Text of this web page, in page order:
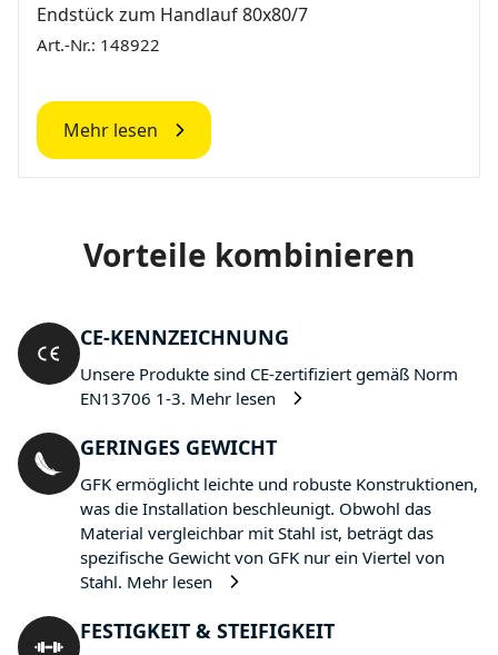
Endstück zum Handlauf 80x80/7
Art.-Nr.: 148922
Mehr lesen
Vorteile kombinieren
CE-KENNZEICHNUNG
Unsere Produkte sind CE-zertifiziert gemäß Norm
EN13706 1-3. Mehr lesen
GERINGES GEWICHT
GFK ermöglicht leichte und robuste Konstruktionen,
was die Installation beschleunigt. Obwohl das
Material vergleichbar mit Stahl ist, beträgt das
spezifische Gewicht von GFK nur ein Viertel von
Stahl. Mehr lesen
FESTIGKEIT & STEIFIGKEIT